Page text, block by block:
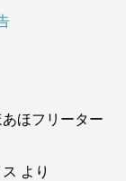
あほフリーター
より